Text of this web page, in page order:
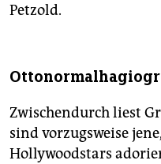
Petzold.
Zwischendurch liest
sind vorzugsweise
Hollywoodstars